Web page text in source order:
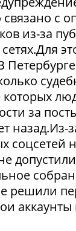
с
из-за
которых
за
соцсетей
решили